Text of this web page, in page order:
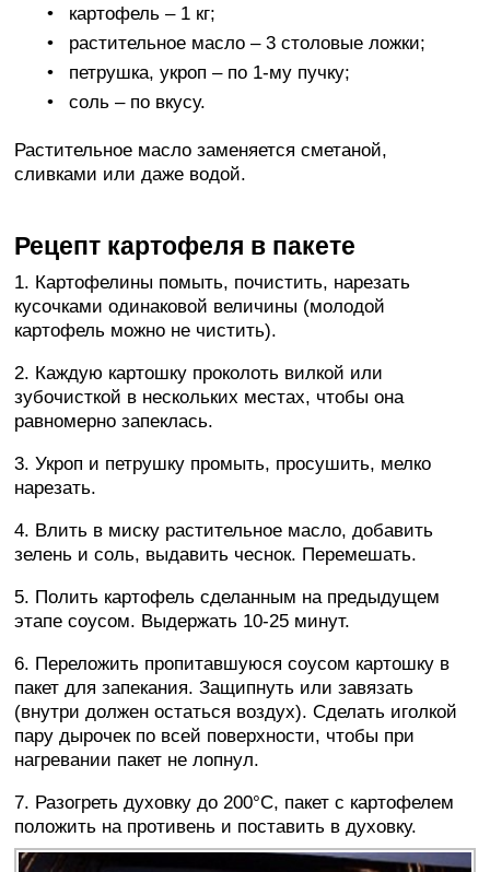
картофель – 1 кг;
растительное масло – 3 столовые ложки;
петрушка, укроп – по 1-му пучку;
соль – по вкусу.
Растительное масло заменяется сметаной,
сливками или даже водой.
Рецепт картофеля в пакете
1. Картофелины помыть, почистить, нарезать
кусочками одинаковой величины (молодой
картофель можно не чистить).
2. Каждую картошку проколоть вилкой или
зубочисткой в нескольких местах, чтобы она
равномерно запеклась.
3. Укроп и петрушку промыть, просушить, мелко
нарезать.
4. Влить в миску растительное масло, добавить
зелень и соль, выдавить чеснок. Перемешать.
5. Полить картофель сделанным на предыдущем
этапе соусом. Выдержать 10-25 минут.
6. Переложить пропитавшуюся соусом картошку в
пакет для запекания. Защипнуть или завязать
(внутри должен остаться воздух). Сделать иголкой
пару дырочек по всей поверхности, чтобы при
нагревании пакет не лопнул.
7. Разогреть духовку до 200°C, пакет с картофелем
положить на противень и поставить в духовку.